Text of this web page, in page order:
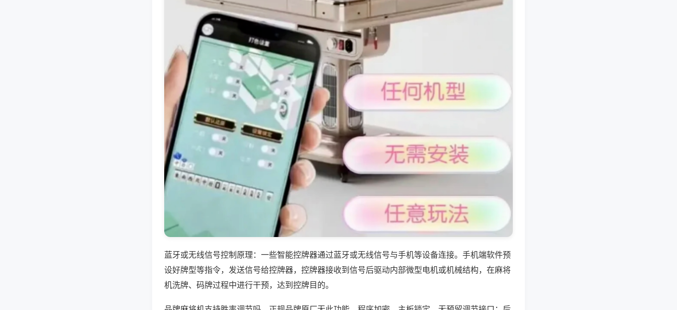
蓝牙或无线信号控制原理：一些智能控牌器通过蓝牙或无线信号与手机等设备连接。手机端软件预
设好牌型等指令，发送信号给控牌器，控牌器接收到信号后驱动内部微型电机或机械结构，在麻将
机洗牌、码牌过程中进行干预，达到控牌目的。